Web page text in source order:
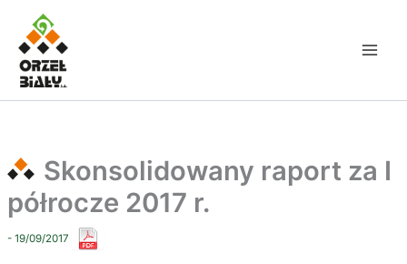
Przejdź
treści
Skonsolidowany raport za I
półrocze 2017 r.
- 19/09/2017